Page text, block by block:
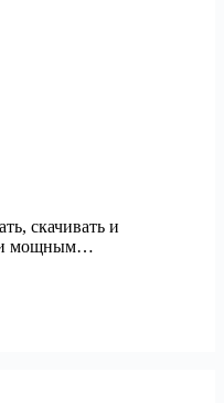
скачивать и
и мощным…